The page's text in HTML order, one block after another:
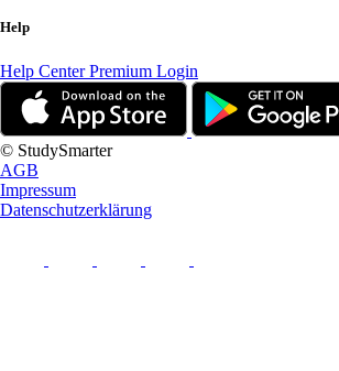
Help
Help CenterPremium Login
© StudySmarter
AGB
Impressum
Datenschutzerklärung